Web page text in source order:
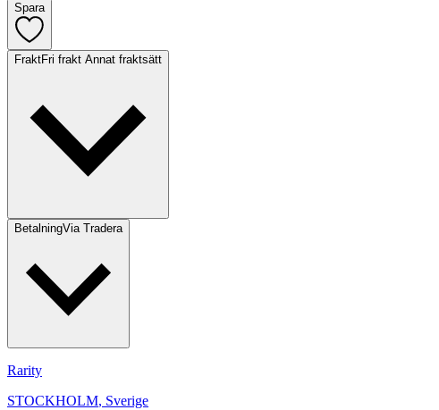
Spara
FraktFri frakt Annat fraktsätt
BetalningVia Tradera
Rarity
STOCKHOLM, Sverige